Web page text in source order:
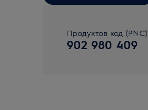
Продуктов код (PNC)
902 980 409